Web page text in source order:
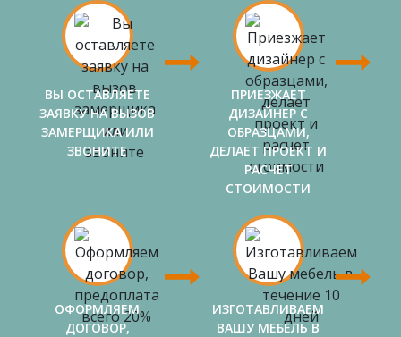
ВЫ ОСТАВЛЯЕТЕ
ЗАЯВКУ НА ВЫЗОВ
ЗАМЕРЩИКА ИЛИ
ЗВОНИТЕ
ПРИЕЗЖАЕТ
ДИЗАЙНЕР С
ОБРАЗЦАМИ,
ДЕЛАЕТ ПРОЕКТ И
РАСЧЕТ
СТОИМОСТИ
ОФОРМЛЯЕМ
ДОГОВОР,
ИЗГОТАВЛИВАЕМ
ВАШУ МЕБЕЛЬ В